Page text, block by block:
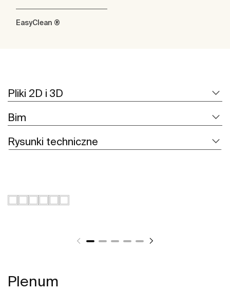
EasyClean ®
Pliki 2D i 3D
Bim
Rysunki techniczne
Plenum